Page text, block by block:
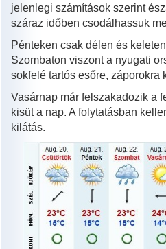
jelenlegi számítások szerint
száraz időben csodálhassuk
Pénteken csak délen és
Szombaton viszont a nyugati
sokfelé tartós esőre, záporokra
Vasárnap már felszakadozik a
kisüt a nap. A folytatásban
kilátás.